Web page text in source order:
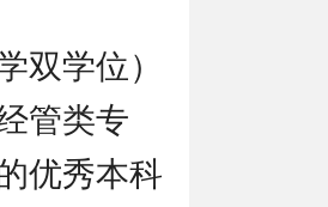
双学位）
管类专
优秀本科